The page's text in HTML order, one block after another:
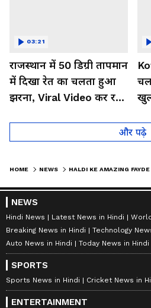
राजस्थान में 50 डिग्री तापमान
में दिखा रेत का चलता हुआ
झरना, Viral Video कर रहा
03:21
और पढ़े
HOME NEWS
NEWS
Hindi News Latest News in Hindi
Breaking News in Hindi
Technology
Auto News in Hindi
Today News in Hindi
SPORTS
Sports News in Hindi Cricket News in
ENTERTAINMENT